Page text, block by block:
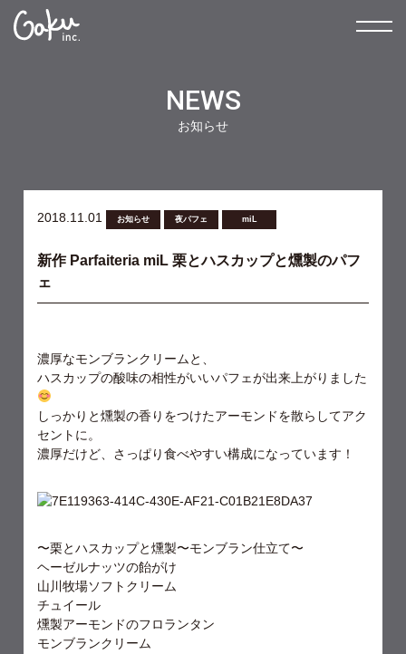
NEWS
お知らせ
2018.11.01 お知らせ 夜パフェ miL
新作 Parfaiteria miL 栗とハスカップと燻製のパフ
ェ
濃厚なモンブランクリームと、
ハスカップの酸味の相性がいいパフェが出来上がりました
しっかりと燻製の香りをつけたアーモンドを散らしてアク
セントに。
濃厚だけど、さっぱり食べやすい構成になっています！
〜栗とハスカップと燻製〜モンブラン仕立て〜
ヘーゼルナッツの飴がけ
山川牧場ソフトクリーム
チュイール
燻製アーモンドのフロランタン
モンブランクリーム